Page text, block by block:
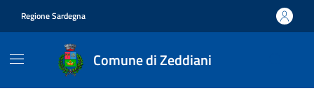
Regione Sardegna
Comune di Zeddiani